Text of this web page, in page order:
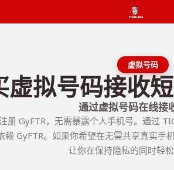
虚拟号码
虚拟号码接收
通过虚拟号码在线接
册 GyFTR，无需暴露个人手机号。通过
赖 GyFTR。如果你希望在无需共享真实手
让你在保持隐私的同时轻松